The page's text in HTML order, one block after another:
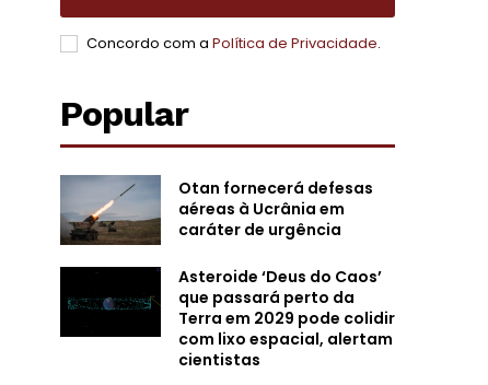
Concordo com a Política de Privacidade.
Popular
Otan fornecerá defesas
aéreas à Ucrânia em
caráter de urgência
Asteroide ‘Deus do Caos’
que passará perto da
Terra em 2029 pode colidir
com lixo espacial, alertam
cientistas